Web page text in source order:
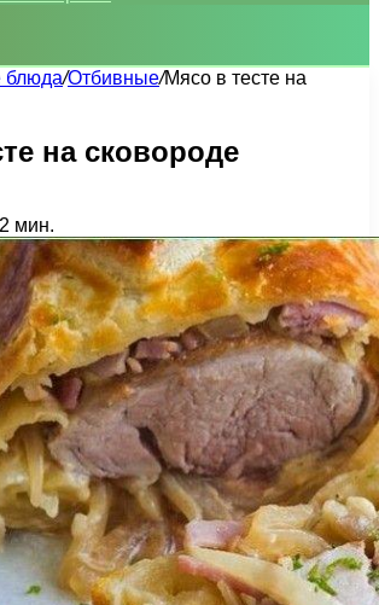
блюда/Отбивные/Мясо в тесте на
на сковороде
мин.